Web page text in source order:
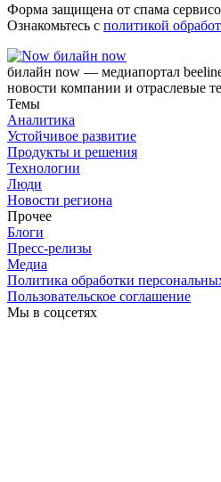
Форма защищена от спама
Ознакомьтесь с политикой
билайн now
билайн now — медиапортал
новости компании и отраслевые
Темы
Аналитика
Устойчивое развитие
Продукты и решения
Технологии
Люди
Новости региона
Прочее
Блоги
Пресс-релизы
Медиа
Политика обработки
Пользовательское соглашение
Мы в соцсетях